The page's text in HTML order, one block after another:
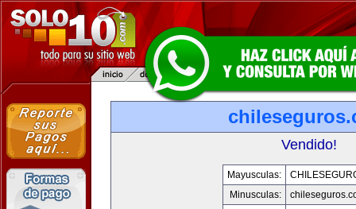
Vendido!
Mayusculas:
Minusculas: